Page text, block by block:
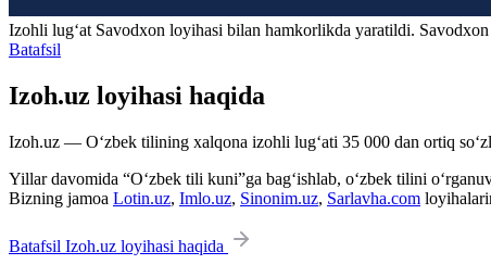
Izohli lugʻat Savodxon loyihasi bilan hamkorlikda yaratildi.
Batafsil
Izoh.uz loyihasi haqida
Izoh.uz — O‘zbek tilining xalqona izohli lug‘ati 35 000 dan ortiq
Yillar davomida “O‘zbek tili kuni”ga bag‘ishlab, o‘zbek tilini
Bizning jamoa Lotin.uz, Imlo.uz, Sinonim.uz, Sarlavha.com
Batafsil Izoh.uz loyihasi haqida